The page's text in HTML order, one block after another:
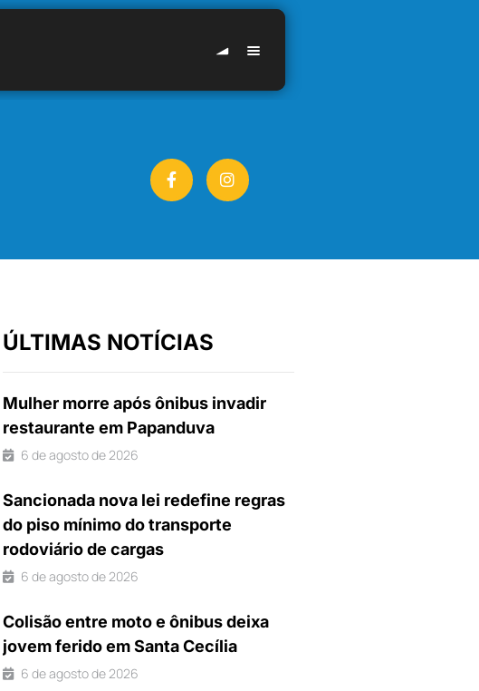
ÚLTIMAS NOTÍCIAS
Mulher morre após ônibus invadir
restaurante em Papanduva
6 de agosto de 2026
Sancionada nova lei redefine regras
do piso mínimo do transporte
rodoviário de cargas
6 de agosto de 2026
Colisão entre moto e ônibus deixa
jovem ferido em Santa Cecília
6 de agosto de 2026